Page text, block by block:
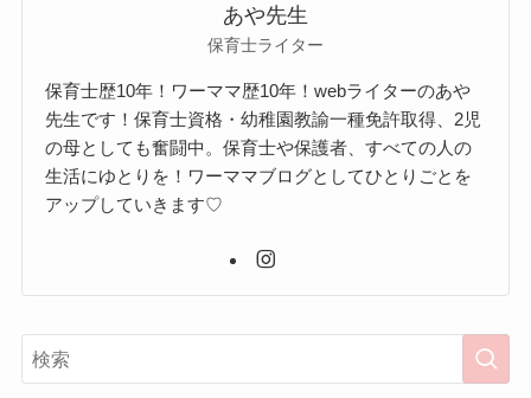
あや先生
保育士ライター
保育士歴10年！ワーママ歴10年！webライターのあや
先生です！保育士資格・幼稚園教諭一種免許取得、2児
の母としても奮闘中。保育士や保護者、すべての人の
生活にゆとりを！ワーママブログとしてひとりごとを
アップしていきます♡